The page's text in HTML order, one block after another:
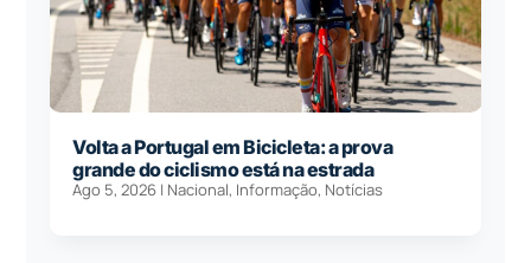
Volta a Portugal em Bicicleta: a prova
grande do ciclismo está na estrada
Ago 5, 2026 | Nacional, Informação, Notícias